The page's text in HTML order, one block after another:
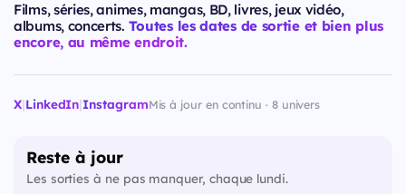
Films, séries, animes, mangas, BD, livres, jeux vidéo,
albums, concerts. Toutes les dates de sortie et bien plus
encore, au même endroit.
X|LinkedIn|InstagramMis à jour en continu · 8 univers
Reste à jour
Les sorties à ne pas manquer, chaque lundi.